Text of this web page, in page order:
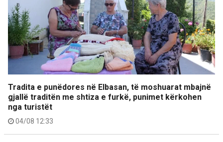
Tradita e punëdores në Elbasan, të moshuarat mbajnë
gjallë traditën me shtiza e furkë, punimet kërkohen
nga turistët
04/08 12:33